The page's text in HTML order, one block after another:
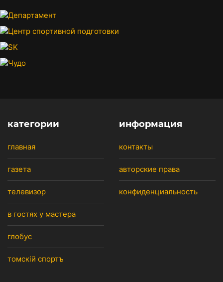
категории
главная
газета
телевизор
в гостях у мастера
глобус
томскiй спортъ
информация
контакты
авторские права
конфиденциальность